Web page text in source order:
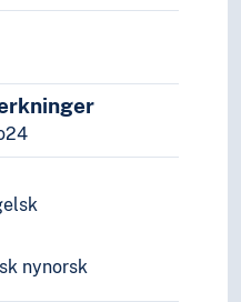
nynorsk